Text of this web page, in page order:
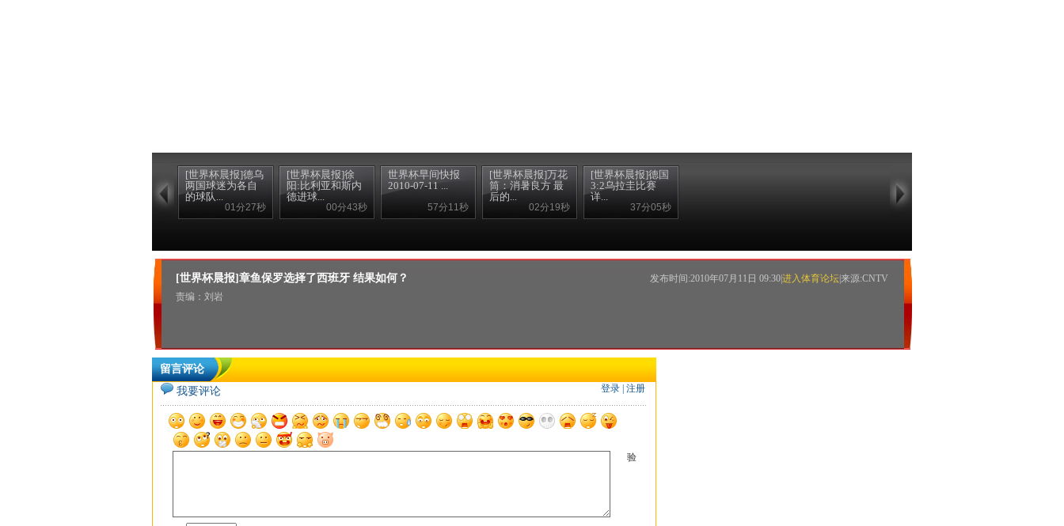
[世界杯晨报]德乌
两国球迷为各自
的球队...
01分27秒
[世界杯晨报]徐
阳:比利亚和斯内
德进球...
00分43秒
世界杯早间快报
2010-07-11 ...
57分11秒
[世界杯晨报]万花
筒：消暑良方 最
后的...
02分19秒
[世界杯晨报]德国
3:2乌拉圭比赛
详...
37分05秒
[世界杯晨报]章鱼保罗选择了西班牙 结果如何？ 发布时间:2010年07月11日 09:30|进入体育论坛|来源:CNTV
责编：刘岩
留言评论
登录 注册
我要评论
验